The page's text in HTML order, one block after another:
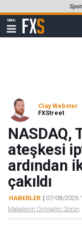
to
main
content
MENU
Show
navigation
FXStreet
Clay Webster
FXStreet
NASDAQ,
ateşkesi
ardından
çakıldı
HABERLER | 07/08/2026
Makalenin Orijinalini Görün